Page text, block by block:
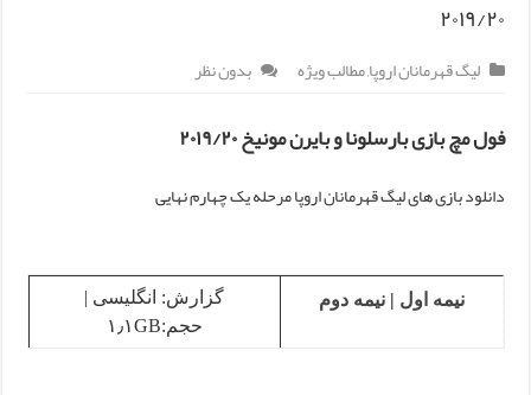
۲۰۱۹/۲۰
لیگ قهرمانان اروپا,مطالب ویژه بدون نظر
فول مچ بازی بارسلونا و بایرن مونیخ ۲۰۱۹/۲۰
دانلود بازی های لیگ قهرمانان اروپا مرحله یک چهارم نهایی
نیمه اول |نیمه دوم
گزارش: انگلیسی |
حجم:۱٫۱GB